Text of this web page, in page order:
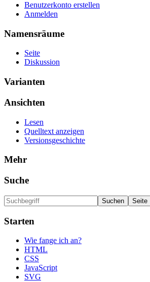
Benutzerkonto erstellen
Anmelden
Namensräume
Seite
Diskussion
Varianten
Ansichten
Lesen
Quelltext anzeigen
Versionsgeschichte
Mehr
Suche
Starten
Wie fange ich an?
HTML
CSS
JavaScript
SVG